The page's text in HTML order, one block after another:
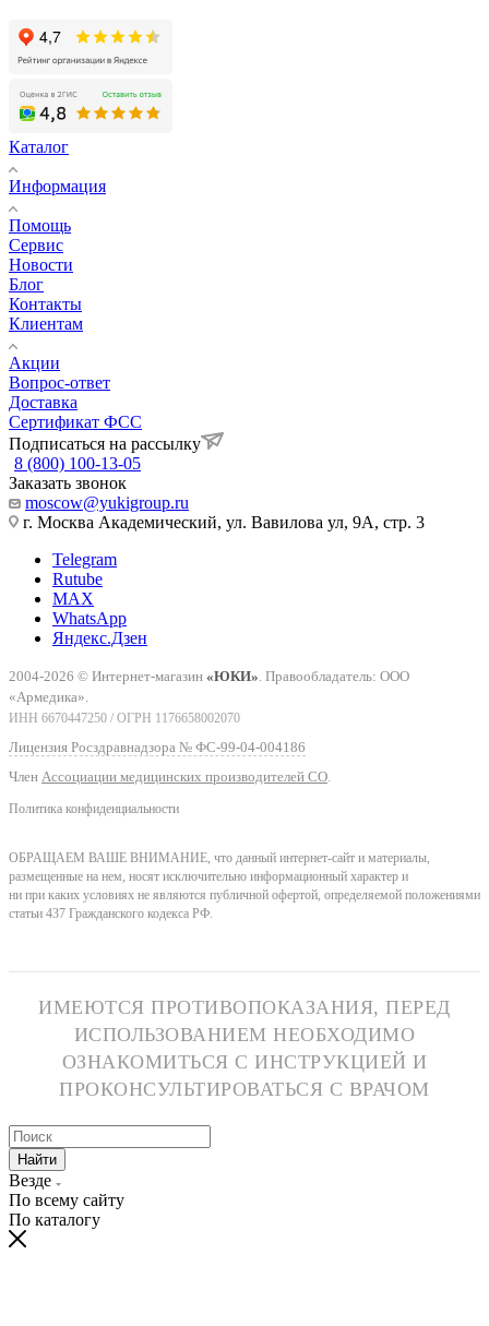
Каталог
Информация
Помощь
Сервис
Новости
Блог
Контакты
Клиентам
Акции
Вопрос-ответ
Доставка
Сертификат ФСС
Подписаться на рассылку
8 (800) 100-13-05
Заказать звонок
moscow@yukigroup.ru
г. Москва Академический, ул. Вавилова ул, 9А, стр. 3
Telegram
Rutube
MAX
WhatsApp
Яндекс.Дзен
2004-2026 © Интернет-магазин «ЮКИ» . Правообладатель: ООО
«Армедика».
ИНН 6670447250 / ОГРН 1176658002070
Лицензия Росздравнадзора № ФС-99-04-004186
Член Ассоциации медицинских производителей СО
Политика конфиденциальности
ОБРАЩАЕМ ВАШЕ ВНИМАНИЕ, что данный интернет-сайт и материалы,
размещенные на нем, носят исключительно информационный характер и
ни при каких условиях не являются публичной офертой, определяемой положениями
статьи 437 Гражданского кодекса РФ.
ИМЕЮТСЯ ПРОТИВОПОКАЗАНИЯ, ПЕРЕД
ИСПОЛЬЗОВАНИЕМ НЕОБХОДИМО
ОЗНАКОМИТЬСЯ С ИНСТРУКЦИЕЙ И
ПРОКОНСУЛЬТИРОВАТЬСЯ С ВРАЧОМ
Найти
Везде
По всему сайту
По каталогу